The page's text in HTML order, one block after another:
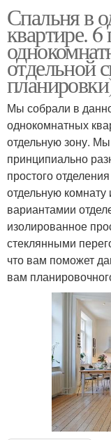
Спальня в
квартире. 6
отдельной
Мы собрали в
однокомнатных
отдельную зону.
принципиально
простого
отдельную
вариантамии
изолированное
стеклянными
что вам поможет
вам